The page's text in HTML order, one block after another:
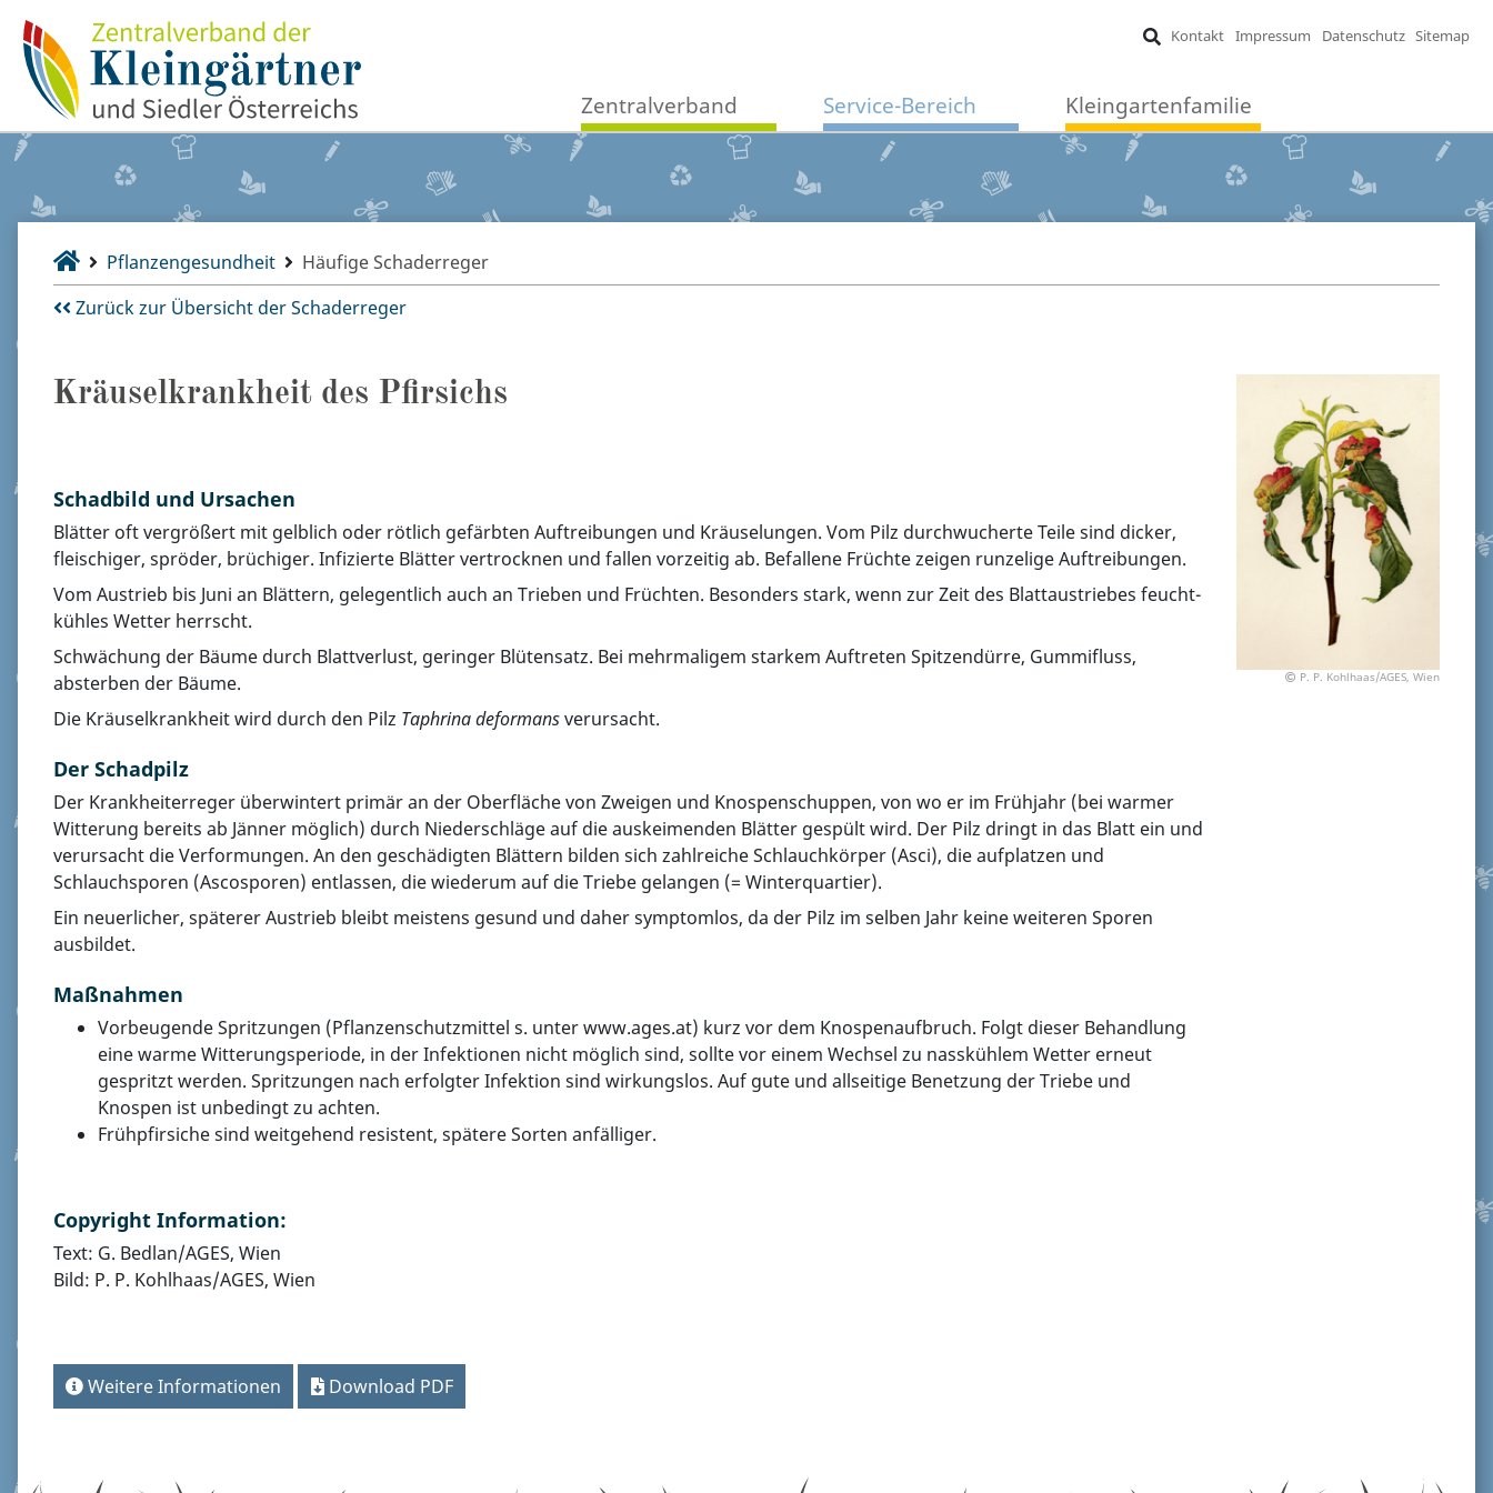
Zentralverband Service-Bereich Kleingartenfamilie
Kontakt Impressum Datenschutz Sitemap
Pflanzengesundheit
Häufige Schaderreger
Zurück zur Übersicht der Schaderreger
Kräuselkrankheit des Pfirsichs
Schadbild und Ursachen
Blätter oft vergrößert mit gelblich oder rötlich gefärbten Auftreibungen und Kräuselungen. Vom Pilz durchwucherte Teile sind dicker,
fleischiger, spröder, brüchiger. Infizierte Blätter vertrocknen und fallen vorzeitig ab. Befallene Früchte zeigen runzelige Auftreibungen.
Vom Austrieb bis Juni an Blättern, gelegentlich auch an Trieben und Früchten. Besonders stark, wenn zur Zeit des Blattaustriebes feucht-
kühles Wetter herrscht.
Schwächung der Bäume durch Blattverlust, geringer Blütensatz. Bei mehrmaligem starkem Auftreten Spitzendürre, Gummifluss,
absterben der Bäume.
Die Kräuselkrankheit wird durch den Pilz Taphrina deformansverursacht.
Der Schadpilz
Der Krankheiterreger überwintert primär an der Oberfläche von Zweigen und Knospenschuppen, von wo er im Frühjahr (bei warmer
Witterung bereits ab Jänner möglich) durch Niederschläge auf die auskeimenden Blätter gespült wird. Der Pilz dringt in das Blatt ein und
verursacht die Verformungen. An den geschädigten Blättern bilden sich zahlreiche Schlauchkörper (Asci), die aufplatzen und
Schlauchsporen (Ascosporen) entlassen, die wiederum auf die Triebe gelangen (= Winterquartier).
Ein neuerlicher, späterer Austrieb bleibt meistens gesund und daher symptomlos, da der Pilz im selben Jahr keine weiteren Sporen
ausbildet.
Maßnahmen
Vorbeugende Spritzungen (Pflanzenschutzmittel s. unter www.ages.at) kurz vor dem Knospenaufbruch. Folgt dieser Behandlung
eine warme Witterungsperiode, in der Infektionen nicht möglich sind, sollte vor einem Wechsel zu nasskühlem Wetter erneut
gespritzt werden. Spritzungen nach erfolgter Infektion sind wirkungslos. Auf gute und allseitige Benetzung der Triebe und
Knospen ist unbedingt zu achten.
Frühpfirsiche sind weitgehend resistent, spätere Sorten anfälliger.
Copyright Information:
Text: G. Bedlan/AGES, Wien
Bild: P. P. Kohlhaas/AGES, Wien
Weitere Informationen Download PDF
P. P. Kohlhaas/AGES, Wien